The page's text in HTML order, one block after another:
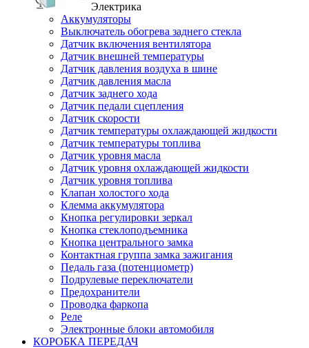
Электрика
Аккумуляторы
Выключатель обогрева заднего стекла
Датчик включения вентилятора
Датчик внешней температуры
Датчик давления воздуха в шине
Датчик давления масла
Датчик заднего хода
Датчик педали сцепления
Датчик скорости
Датчик температуры охлаждающей жидкости
Датчик температуры топлива
Датчик уровня масла
Датчик уровня охлаждающей жидкости
Датчик уровня топлива
Клапан холостого хода
Клемма аккумулятора
Кнопка регулировки зеркал
Кнопка стеклоподъемника
Кнопка центрального замка
Контактная группа замка зажигания
Педаль газа (потенциометр)
Подрулевые переключатели
Предохранители
Проводка фаркопа
Реле
Электронные блоки автомобиля
КОРОБКА ПЕРЕДАЧ